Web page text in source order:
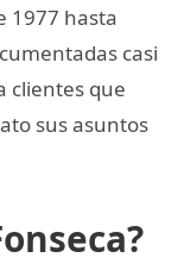
1977 hasta
casi
clientes que
sus asuntos